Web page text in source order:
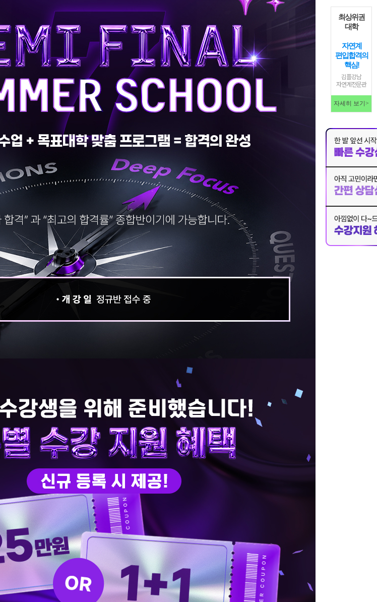
최상위권
대학
자연계
편입합격의
핵심!
김플강남
자연계전문관
자세히 보기>